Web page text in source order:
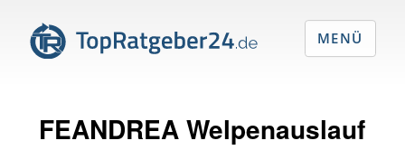
FEANDREA Welpenauslauf
MENÜ